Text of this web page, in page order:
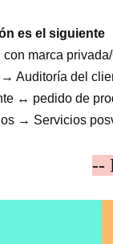
es el siguiente
marca
→ Auditoría del
↔ pedido de
→ Servicios
--